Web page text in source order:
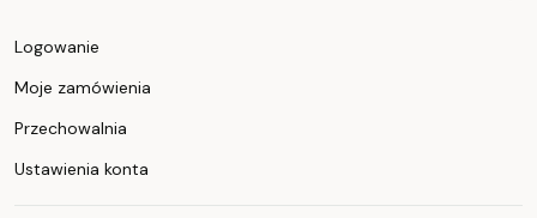
Logowanie
Moje zamówienia
Przechowalnia
Ustawienia konta